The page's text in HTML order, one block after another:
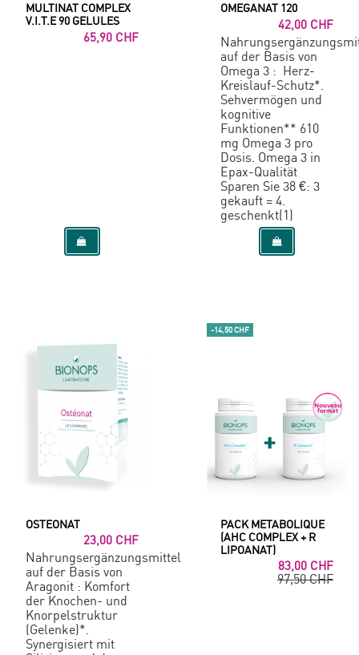
MULTINAT COMPLEX
V.I.T.E 90 GELULES
65,90 CHF
OMEGANAT 120
42,00 CHF
auf der Basis von
Omega 3 : Herz-
Kreislauf-Schutz*.
Sehvermögen und
kognitive
Funktionen** 610
mg Omega 3 pro
Dosis. Omega 3 in
Epax-Qualität
Sparen Sie 38 €: 3
gekauft = 4.
geschenkt(1)
OSTEONAT
23,00 CHF
Nahrungsergänzungsmittel
auf der Basis von
Aragonit : Komfort
der Knochen- und
Knorpelstruktur
(Gelenke)*.
Synergisiert mit
-14,50 CHF
PACK METABOLIQUE
(AHC COMPLEX + R
LIPOANAT)
83,00 CHF
97,50 CHF